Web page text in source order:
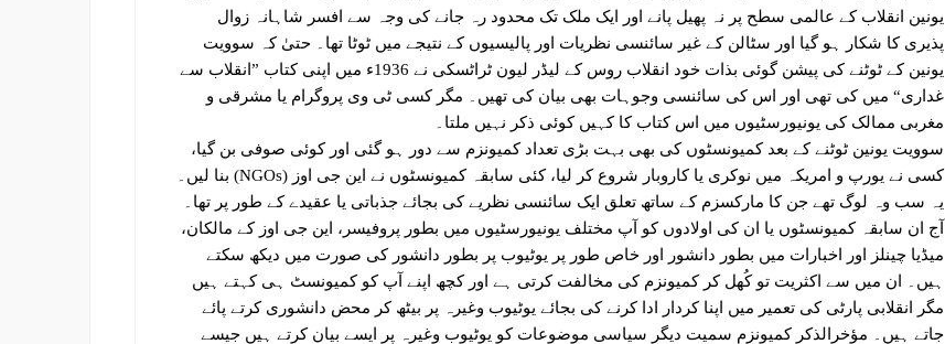
یونین انقلاب کے عالمی سطح پر نہ پھیل پانے اور ایک ملک تک محدود رہ جانے کی وجہ سے افسر شاہانہ زوال
پذیری کا شکار ہو گیا اور سٹالن کے غیر سائنسی نظریات اور پالیسیوں کے نتیجے میں ٹوٹا تھا۔ حتیٰ کہ سوویت
یونین کے ٹوٹنے کی پیشن گوئی بذات خود انقلاب روس کے لیڈر لیون ٹراٹسکی نے 1936ء میں اپنی کتاب ”انقلاب سے
غداری“ میں کی تھی اور اس کی سائنسی وجوہات بھی بیان کی تھیں۔ مگر کسی ٹی وی پروگرام یا مشرقی و
مغربی ممالک کی یونیورسٹیوں میں اس کتاب کا کہیں کوئی ذکر نہیں ملتا۔
سوویت یونین ٹوٹنے کے بعد کمیونسٹوں کی بھی بہت بڑی تعداد کمیونزم سے دور ہو گئی اور کوئی صوفی بن گیا،
کسی نے یورپ و امریکہ میں نوکری یا کاروبار شروع کر لیا، کئی سابقہ کمیونسٹوں نے این جی اوز (NGOs) بنا لیں۔
یہ سب وہ لوگ تھے جن کا مارکسزم کے ساتھ تعلق ایک سائنسی نظریے کی بجائے جذباتی یا عقیدے کے طور پر تھا۔
آج ان سابقہ کمیونسٹوں یا ان کی اولادوں کو آپ مختلف یونیورسٹیوں میں بطور پروفیسر، این جی اوز کے مالکان،
میڈیا چینلز اور اخبارات میں بطور دانشور اور خاص طور پر یوٹیوب پر بطور دانشور کی صورت میں دیکھ سکتے
ہیں۔ ان میں سے اکثریت تو کُھل کر کمیونزم کی مخالفت کرتی ہے اور کچھ اپنے آپ کو کمیونسٹ ہی کہتے ہیں
مگر انقلابی پارٹی کی تعمیر میں اپنا کردار ادا کرنے کی بجائے یوٹیوب وغیرہ پر بیٹھ کر محض دانشوری کرتے پائے
جاتے ہیں۔ مؤخرالذکر کمیونزم سمیت دیگر سیاسی موضوعات کو یوٹیوب وغیرہ پر ایسے بیان کرتے ہیں جیسے